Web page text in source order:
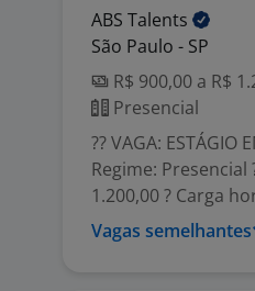
ABS Talents
São Paulo - SP
R$ 900,00 a R$
Presencial
?? VAGA: ESTÁGIO
Regime: Presencial
1.200,00 ? Carga
Vagas semelhantes